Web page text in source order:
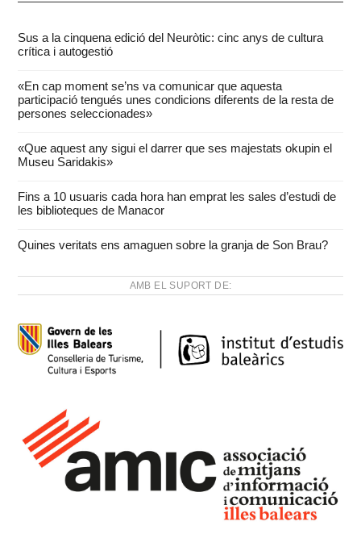
Sus a la cinquena edició del Neuròtic: cinc anys de cultura
crítica i autogestió
«En cap moment se’ns va comunicar que aquesta
participació tengués unes condicions diferents de la resta de
persones seleccionades»
«Que aquest any sigui el darrer que ses majestats okupin el
Museu Saridakis»
Fins a 10 usuaris cada hora han emprat les sales d’estudi de
les biblioteques de Manacor
Quines veritats ens amaguen sobre la granja de Son Brau?
AMB EL SUPORT DE: